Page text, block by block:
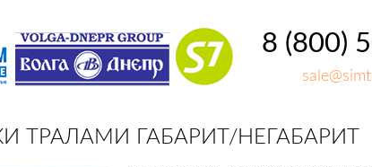
8 (800)
ТРАЛАМИ ГАБАРИТ/НЕГАБАРИТ